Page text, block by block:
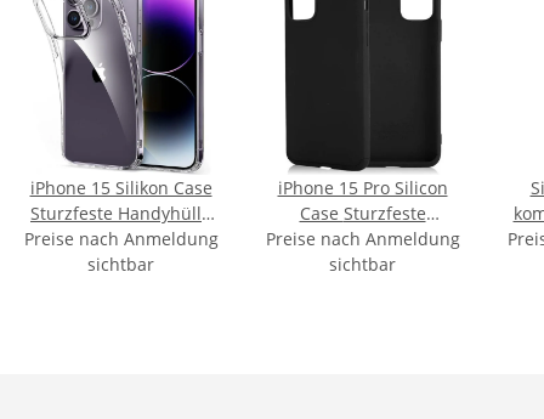
iPhone 15 Silikon Case
Sturzfeste Handyhülle
Transparent
Preise nach Anmeldung
sichtbar
iPhone 15 Pro Silicon
Case Sturzfeste
Handyhülle Schwarz
Preise nach Anmeldung
sichtbar
13